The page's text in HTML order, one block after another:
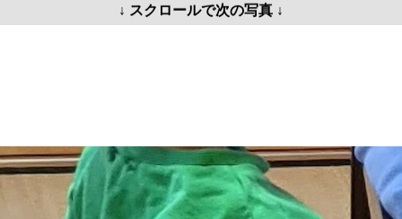
↓ スクロールで次の写真 ↓